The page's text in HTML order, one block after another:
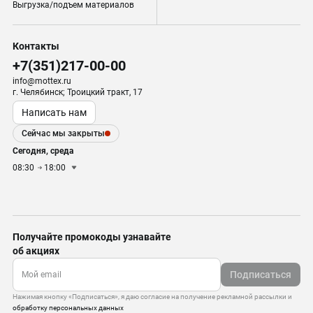
Выгрузка/подъем материалов
Контакты
+7(351)217-00-00
info@mottex.ru
г. Челябинск; Троицкий тракт, 17
Написать нам
Сейчас мы закрыты
Сегодня, среда
08:30
18:00
Получайте промокоды узнавайте
об акциях
Подписаться
Нажимая кнопку «Подписаться», я даю согласие на получение рекламной рассылки и
обработку персональных данных